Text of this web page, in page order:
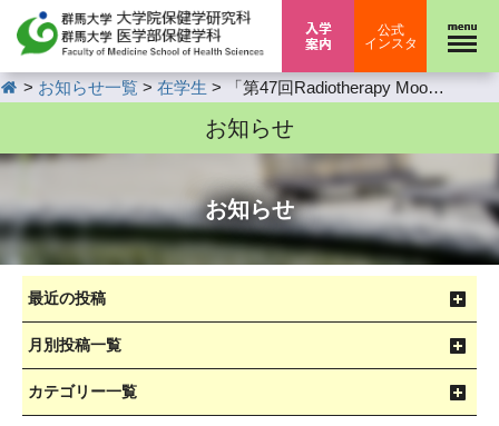
公式
インスタ
HOME
> お知らせ一覧 > 在学生 > 「第47回Radiotherapy Moonshot共催 重粒子線医理工セミナー」開催のお知らせ
お知らせ
お知らせ
最近の投稿
月別投稿一覧
カテゴリー一覧